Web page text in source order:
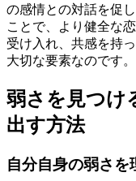
の感情との対話を促
ことで、より健全な
受け入れ、共感を持
大切な要素なのです。
弱さを見つけ
出す方法
自分自身の弱さを